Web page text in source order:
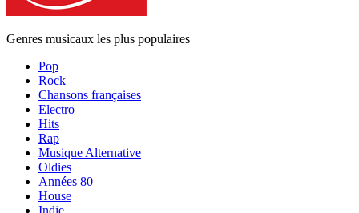
Genres musicaux les plus populaires
Pop
Rock
Chansons françaises
Electro
Hits
Rap
Musique Alternative
Oldies
Années 80
House